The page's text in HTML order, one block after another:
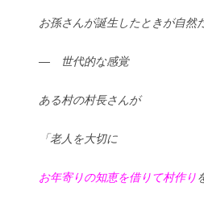
お孫さんが誕生したときが自然
― 世代的な感覚
ある村の村長さんが
「老人を大切に
お年寄りの知恵を借りて村作り